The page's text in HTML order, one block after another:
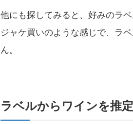
他にも探してみると、好みのラ
ジャケ買いのような感じで、ラ
ん。
ラベルからワインを推定